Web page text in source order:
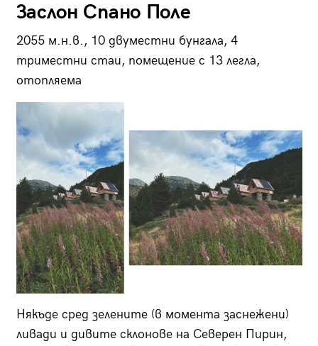
Заслон Спано Поле
2055 м.н.в., 10 двуместни бунгала, 4
триместни стаи, помещение с 13 легла,
отопляема
Някъде сред зелените (в момента заснежени)
ливади и дивите склонове на Северен Пирин,